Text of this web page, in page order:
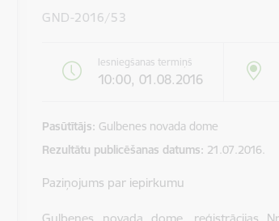
GND-2016/53
Iesniegšanas termiņš
10:00, 01.08.2016
Pasūtītājs Gulbenes novada dome
Rezultātu publicēšanas datums 21.07.2016.
Paziņojums par iepirkumu